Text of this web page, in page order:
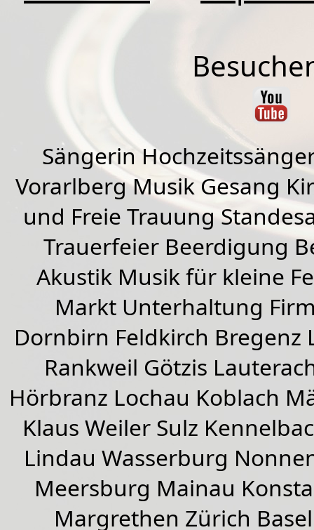
Sängerin
Vorarlberg Musik Gesang
und Freie Trauung
Trauerfeier Beerdigung
Akustik Musik für kleine
Markt Unterhaltung
Dornbirn Feldkirch Bregenz
Rankweil Götzis
Hörbranz Lochau Koblach
Klaus Weiler Sulz
Lindau Wasserburg
Meersburg Mainau
Margrethen Zürich